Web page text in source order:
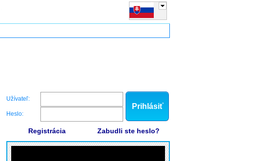
Užívateľ:
Heslo:
Prihlásiť
Registrácia Zabudli ste heslo?